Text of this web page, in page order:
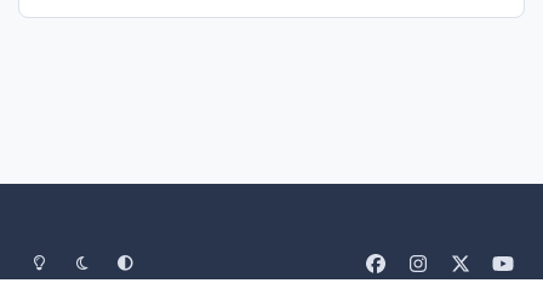
Light ModeDark ModeSystem Preference